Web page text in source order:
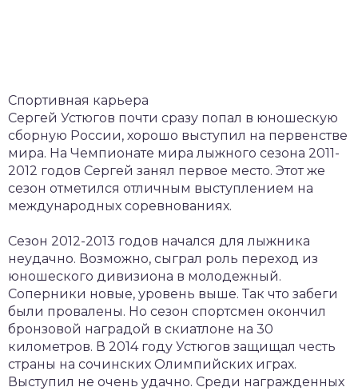
Спортивная карьера
Сергей Устюгов почти сразу попал в юношескую
сборную России, хорошо выступил на первенстве
мира. На Чемпионате мира лыжного сезона 2011-
2012 годов Сергей занял первое место. Этот же
сезон отметился отличным выступлением на
международных соревнованиях.
Сезон 2012-2013 годов начался для лыжника
неудачно. Возможно, сыграл роль переход из
юношеского дивизиона в молодежный.
Соперники новые, уровень выше. Так что забеги
были провалены. Но сезон спортсмен окончил
бронзовой наградой в скиатлоне на 30
километров. В 2014 году Устюгов защищал честь
страны на сочинских Олимпийских играх.
Выступил не очень удачно. Среди награжденных